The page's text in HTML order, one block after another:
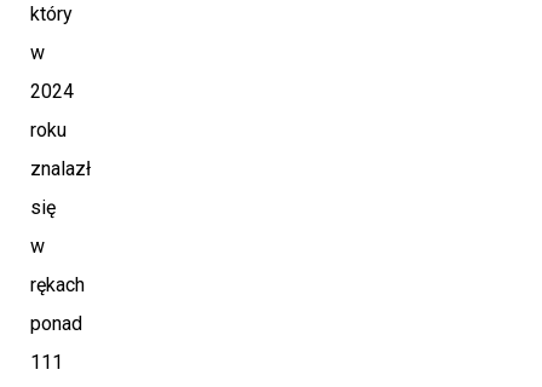
który
w
2024
roku
znalazł
się
w
rękach
ponad
111